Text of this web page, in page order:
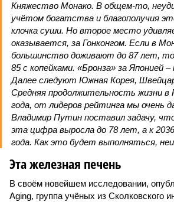
Княжество Монако. В общем-то,
учётом богатства и благополучия
клочка суши. Но второе место
оказывается, за Гонконгом. Если в
большинство доживают до 87 лет, то
85 с копейками. «Бронза» за Японией
Далее следуют Южная Корея,
Средняя продолжительность жизни в
года, от лидеров рейтинга мы очень
Владимир Путин поставил задачу,
эта цифра выросла до 78 лет, а к 2036
года. Как это будет выполняться,
Эта железная печень
В своём новейшем исследовании,
Aging, группа учёных из Сколковского